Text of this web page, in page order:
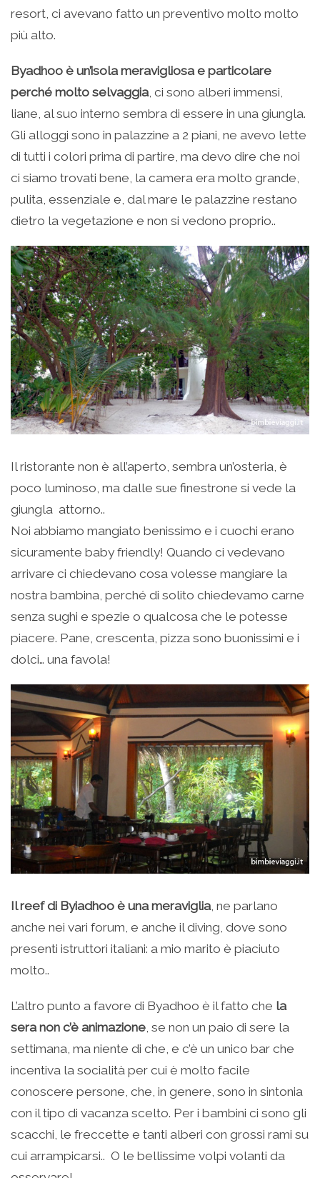
resort, ci avevano fatto un preventivo molto molto
più alto.
Byadhoo è un’isola meravigliosa e particolare
perché molto selvaggia, ci sono alberi immensi,
liane, al suo interno sembra di essere in una giungla.
Gli alloggi sono in palazzine a 2 piani, ne avevo lette
di tutti i colori prima di partire, ma devo dire che noi
ci siamo trovati bene, la camera era molto grande,
pulita, essenziale e, dal mare le palazzine restano
dietro la vegetazione e non si vedono proprio..
Il ristorante non è all’aperto, sembra un’osteria, è
poco luminoso, ma dalle sue finestrone si vede la
giungla attorno..
Noi abbiamo mangiato benissimo e i cuochi erano
sicuramente baby friendly! Quando ci vedevano
arrivare ci chiedevano cosa volesse mangiare la
nostra bambina, perché di solito chiedevamo carne
senza sughi e spezie o qualcosa che le potesse
piacere. Pane, crescenta, pizza sono buonissimi e i
dolci… una favola!
Il reef di Byiadhoo è una meraviglia, ne parlano
anche nei vari forum, e anche il diving, dove sono
presenti istruttori italiani: a mio marito è piaciuto
molto..
L’altro punto a favore di Byadhoo è il fatto che la
sera non c’è animazione, se non un paio di sere la
settimana, ma niente di che, e c’è un unico bar che
incentiva la socialità per cui è molto facile
conoscere persone, che, in genere, sono in sintonia
con il tipo di vacanza scelto. Per i bambini ci sono gli
scacchi, le freccette e tanti alberi con grossi rami su
cui arrampicarsi.. O le bellissime volpi volanti da